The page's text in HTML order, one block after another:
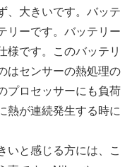
、大きいです。バッテ
リーです。バッテリー
様です。このバッテリ
はセンサーの熱処理の
プロセッサーにも負荷
熱が連続発生する時に
いと感じる方には、こ